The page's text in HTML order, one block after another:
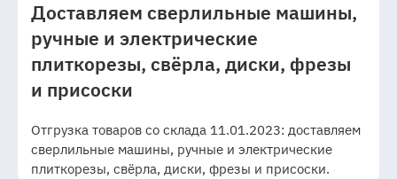
Доставляем сверлильные машины,
ручные и электрические
плиткорезы, свёрла, диски, фрезы
и присоски
Отгрузка товаров со склада 11.01.2023: доставляем
сверлильные машины, ручные и электрические
плиткорезы, свёрла, диски, фрезы и присоски.